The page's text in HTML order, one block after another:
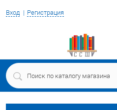
Вход Регистрация